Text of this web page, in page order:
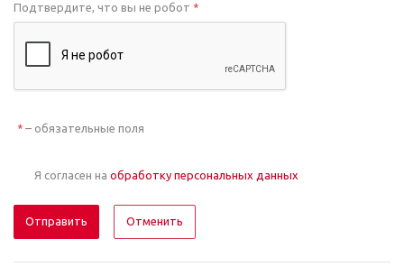
Подтвердите, что вы не робот *
* – обязательные поля
Я согласен на обработку персональных данных
Отменить